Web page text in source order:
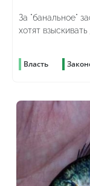
За "банальное"
хотят
Власть